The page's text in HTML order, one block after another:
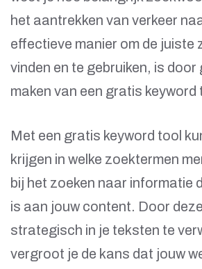
het aantrekken van verkeer
effectieve manier om de juiste
vinden en te gebruiken, is door
maken van een gratis keyword
Met een gratis keyword tool
krijgen in welke zoektermen
bij het zoeken naar informatie
is aan jouw content. Door
strategisch in je teksten te
vergroot je de kans dat jouw